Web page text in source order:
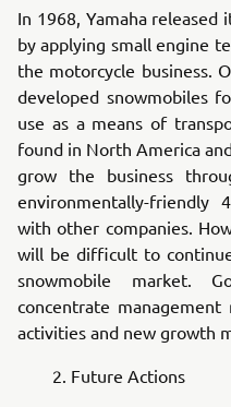
In 1968, Yamaha
by applying small engine
the motorcycle business.
developed snowmobiles
use as a means of
found in North America
grow the business
environmentally-friendly
with other companies.
will be difficult to
snowmobile market.
concentrate
activities and new growth
2. Future Actions